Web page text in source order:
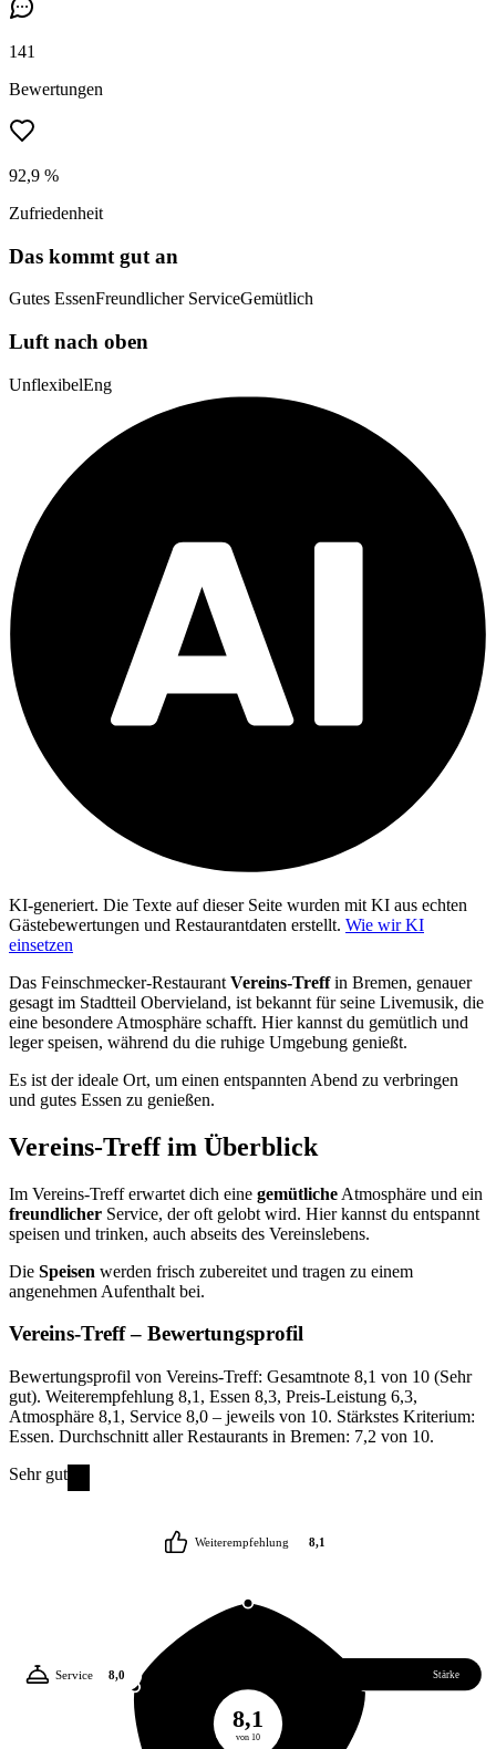
141
Bewertungen
92,9 %
Zufriedenheit
Das kommt gut an
Gutes EssenFreundlicher ServiceGemütlich
Luft nach oben
UnflexibelEng
KI-generiert. Die Texte auf dieser Seite wurden mit KI aus echten
Gästebewertungen und Restaurantdaten erstellt. Wie wir KI
einsetzen
Das Feinschmecker-Restaurant Vereins-Treffin Bremen, genauer
gesagt im Stadtteil Obervieland, ist bekannt für seine Livemusik, die
eine besondere Atmosphäre schafft. Hier kannst du gemütlich und
leger speisen, während du die ruhige Umgebung genießt.
Es ist der ideale Ort, um einen entspannten Abend zu verbringen
und gutes Essen zu genießen.
Vereins-Treffim Überblick
Im Vereins-Treff erwartet dich eine gemütliche Atmosphäre und ein
freundlicher Service, der oft gelobt wird. Hier kannst du entspannt
speisen und trinken, auch abseits des Vereinslebens.
Die Speisen werden frisch zubereitet und tragen zu einem
angenehmen Aufenthalt bei.
Vereins-Treff– Bewertungsprofil
Bewertungsprofil von Vereins-Treff: Gesamtnote 8,1 von 10 (Sehr
gut). Weiterempfehlung 8,1, Essen 8,3, Preis-Leistung 6,3,
Atmosphäre 8,1, Service 8,0 – jeweils von 10. Stärkstes Kriterium:
Essen. Durchschnitt aller Restaurants in Bremen: 7,2 von 10.
Sehr gut
8,1
von 10
Weiterempfehlung 8,1
Stärke
Service 8,0